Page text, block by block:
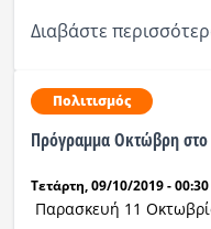
Διαβάστε
Πολιτισμός
Πρόγραμμα Οκτώβρη στο
Τετάρτη, 09/10/2019 - 00:30
Παρασκευή 11